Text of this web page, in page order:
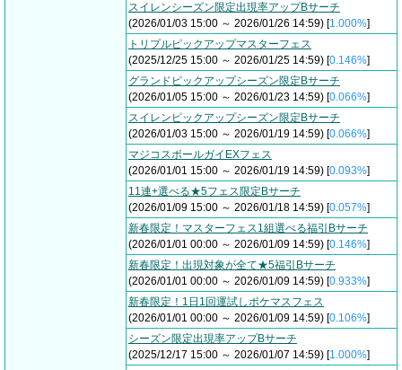
スイレンシーズン限定出現率アップBサーチ
(2026/01/03 15:00 ～ 2026/01/26 14:59) [1.000%]
トリプルピックアップマスターフェス
(2025/12/25 15:00 ～ 2026/01/25 14:59) [0.146%]
グランドピックアップシーズン限定Bサーチ
(2026/01/05 15:00 ～ 2026/01/23 14:59) [0.066%]
スイレンピックアップシーズン限定Bサーチ
(2026/01/03 15:00 ～ 2026/01/19 14:59) [0.066%]
マジコスボールガイEXフェス
(2026/01/01 15:00 ～ 2026/01/19 14:59) [0.093%]
11連+選べる★5フェス限定Bサーチ
(2026/01/09 15:00 ～ 2026/01/18 14:59) [0.057%]
新春限定！マスターフェス1組選べる福引Bサーチ
(2026/01/01 00:00 ～ 2026/01/09 14:59) [0.146%]
新春限定！出現対象が全て★5福引Bサーチ
(2026/01/01 00:00 ～ 2026/01/09 14:59) [0.933%]
新春限定！1日1回運試しポケマスフェス
(2026/01/01 00:00 ～ 2026/01/09 14:59) [0.106%]
シーズン限定出現率アップBサーチ
(2025/12/17 15:00 ～ 2026/01/07 14:59) [1.000%]